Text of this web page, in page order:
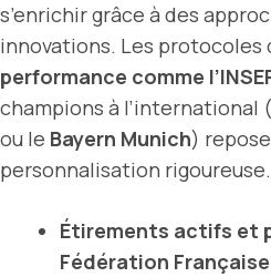
s’enrichir grâce à des
innovations. Les protocoles
performance comme
champions à l’international
ou le Bayern Munich)
personnalisation rigoureuse.
Étirements actifs et
Fédération